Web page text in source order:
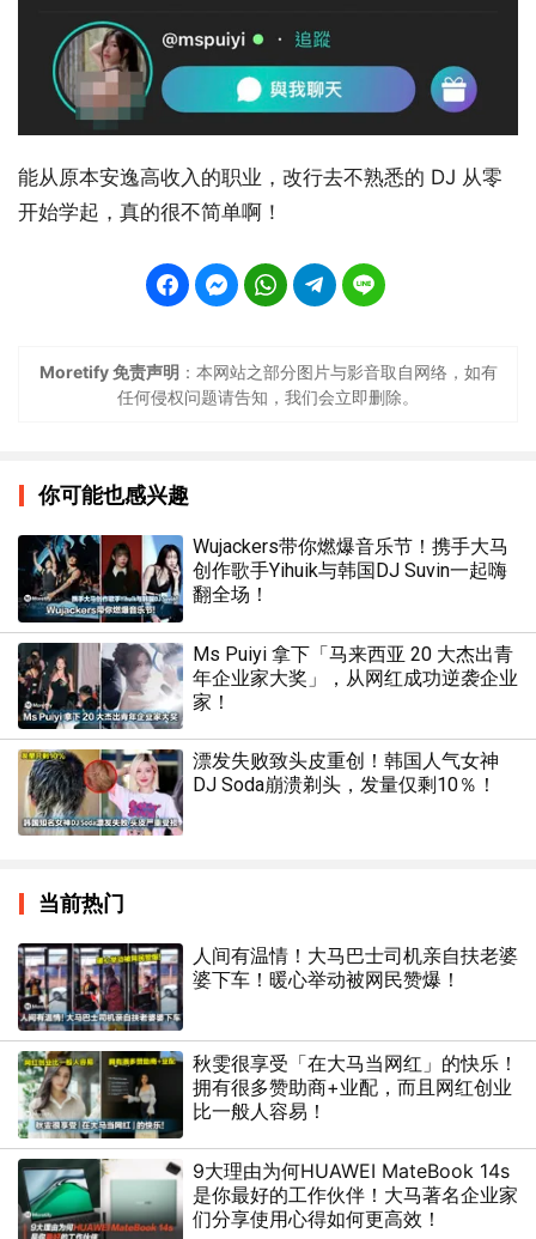
能从原本安逸高收入的职业，改行去不熟悉的 DJ 从零
开始学起，真的很不简单啊！
Moretify 免责声明 ：本网站之部分图片与影音取自网络，如有
任何侵权问题请告知，我们会立即删除。
你可能也感兴趣
Wujackers带你燃爆音乐节！携手大马
创作歌手Yihuik与韩国DJ Suvin一起嗨
翻全场！
Ms Puiyi 拿下「马来西亚 20 大杰出青
年企业家大奖」，从网红成功逆袭企业
家！
漂发失败致头皮重创！韩国人气女神
DJ Soda崩溃剃头，发量仅剩10％！
当前热门
人间有温情！大马巴士司机亲自扶老婆
婆下车！暖心举动被网民赞爆！
秋雯很享受「在大马当网红」的快乐！
拥有很多赞助商+业配，而且网红创业
比一般人容易！
9大理由为何HUAWEI MateBook 14s
是你最好的工作伙伴！大马著名企业家
们分享使用心得如何更高效！